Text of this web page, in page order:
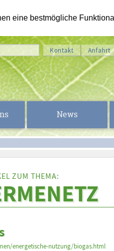
eine bestmögliche
Kontakt Anfahrt
News
ZUM THEMA:
energetische-nutzung/biogas.html